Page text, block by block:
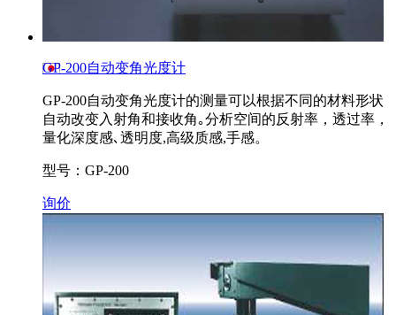
GP-200自动变角光度计
GP-200自动变角光度计的测量可以根据不同的材料形状
自动改变入射角和接收角｡分析空间的反射率，透过率，
量化深度感､透明度,高级质感,手感。
型号：GP-200
询价